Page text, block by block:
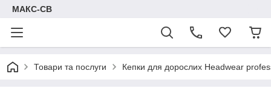
МАКС-СВ
Товари та послуги Кепки для дорослих Headwear